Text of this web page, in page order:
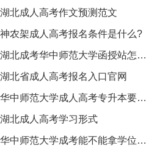
湖北成人高考作文预测范文
神农架成人高考报名条件是什么?
湖北成考华中师范大学函授站怎么找？自己报和站报区别在哪？
湖北省成人高考报名入口官网
华中师范大学成人高考专升本要多少分过线？最新分数标准来了！
湖北成人高考学习形式
华中师范大学成考能不能拿学位证？报考条件全解析